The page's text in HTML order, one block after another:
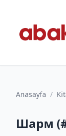
Anasayfa /
Шарм